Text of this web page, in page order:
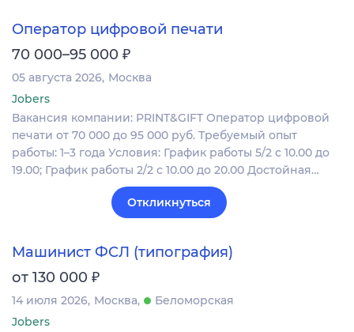
Оператор цифровой печати
70 000–95 000 ₽
05 августа 2026 Москва
Jobers
Вакансия компании: PRINT&GIFT Оператор цифровой
печати от 70 000 до 95 000 руб. Требуемый опыт
работы: 1–3 года Условия: График работы 5/2 с 10.00 до
19.00; График работы 2/2 c 10.00 до 20.00 Достойная…
Откликнуться
Машинист ФСЛ (типография)
от 130 000 ₽
14 июля 2026 Москва
Беломорская
Jobers